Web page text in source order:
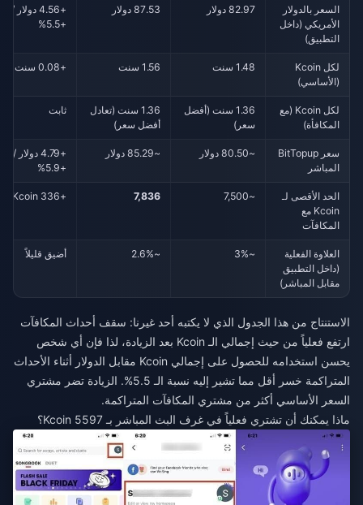
السعر بالدولار
الأمريكي (داخل
التطبيق)
82.97 دولار 87.53 دولار
+4.56 دولار /
+5.5%
لكل Kcoin
(الأساسي)
1.48 سنت 1.56 سنت +0.08 سنت
لكل Kcoin (مع
المكافأة)
1.36 سنت (أفضل
سعر)
1.36 سنت (تعادل
أفضل سعر)
ثابت
سعر BitTopup
المباشر
~80.50 دولار ~85.29 دولار
+4.79 دولار /
+5.9%
الحد الأقصى لـ
Kcoin مع
المكافآت
~7,500
7,836
+336 Kcoin
العلاوة الفعلية
(داخل التطبيق
مقابل المباشر)
~3%
~2.6% أضيق قليلاً
الاستنتاج من هذا الجدول الذي لا يكتبه أحد غيرنا: سقف أحداث المكافآت
ارتفع فعلياً من حيث إجمالي الـ Kcoin بعد الزيادة، لذا فإن أي شخص
يحسن استخدامه للحصول على إجمالي Kcoin مقابل الدولار أثناء الأحداث
المتراكمة خسر أقل مما تشير إليه نسبة الـ 5.5%. الزيادة تضر مشتري
السعر الأساسي أكثر من مشتري المكافآت المتراكمة.
ماذا يمكنك أن تشتري فعلياً في غرف البث المباشر بـ 5597 Kcoin؟